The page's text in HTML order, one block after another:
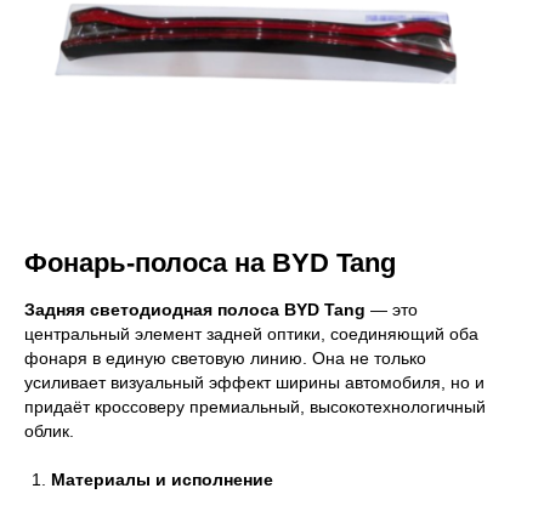
Фонарь-полоса на BYD Tang
Задняя светодиодная полоса BYD Tang — это
центральный элемент задней оптики, соединяющий оба
фонаря в единую световую линию. Она не только
усиливает визуальный эффект ширины автомобиля, но и
придаёт кроссоверу премиальный, высокотехнологичный
облик.
Материалы и исполнение